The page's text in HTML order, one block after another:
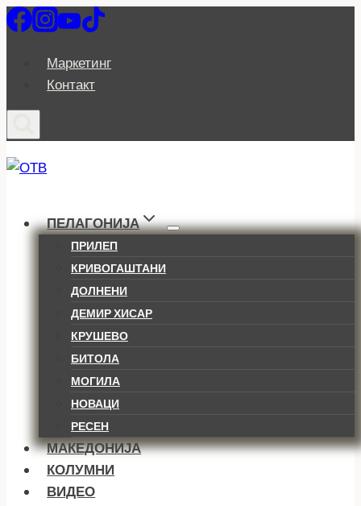
Skip
to
contentМаркетинг
Контакт
ПЕЛАГОНИЈА
ПРИЛЕП
КРИВОГАШТАНИ
ДОЛНЕНИ
ДЕМИР ХИСАР
КРУШЕВО
БИТОЛА
МОГИЛА
НОВАЦИ
РЕСЕН
МАКЕДОНИЈА
КОЛУМНИ
ВИДЕО